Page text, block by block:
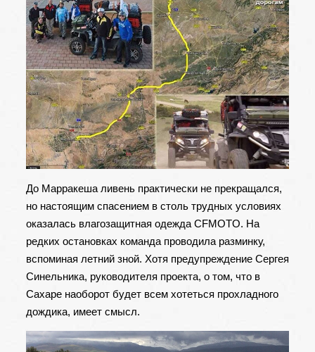
До Марракеша ливень практически не прекращался,
но настоящим спасением в столь трудных условиях
оказалась влагозащитная одежда CFMOTO. На
редких остановках команда проводила разминку,
вспоминая летний зной. Хотя предупреждение Сергея
Синельника, руководителя проекта, о том, что в
Сахаре наоборот будет всем хотеться прохладного
дождика, имеет смысл.